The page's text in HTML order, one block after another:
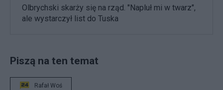
Olbrychski skarży się na rząd. "Napluł mi w twarz",
ale wystarczył list do Tuska
Piszą na ten temat
Rafał Woś